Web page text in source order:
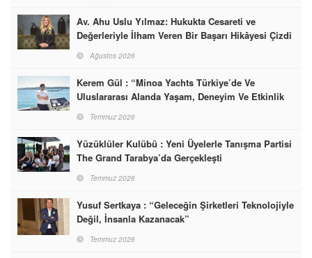
Av. Ahu Uslu Yılmaz: Hukukta Cesareti ve
Değerleriyle İlham Veren Bir Başarı Hikâyesi Çizdi
Ağustos 2026
Kerem Gül : “Minoa Yachts Türkiye’de Ve
Uluslararası Alanda Yaşam, Deneyim Ve Etkinlik
Markası Olacak”
Temmuz 2026
Yüzüklüler Kulübü : Yeni Üyelerle Tanışma Partisi
The Grand Tarabya’da Gerçekleşti
Temmuz 2026
Yusuf Sertkaya : “Geleceğin Şirketleri Teknolojiyle
Değil, İnsanla Kazanacak”
Temmuz 2026